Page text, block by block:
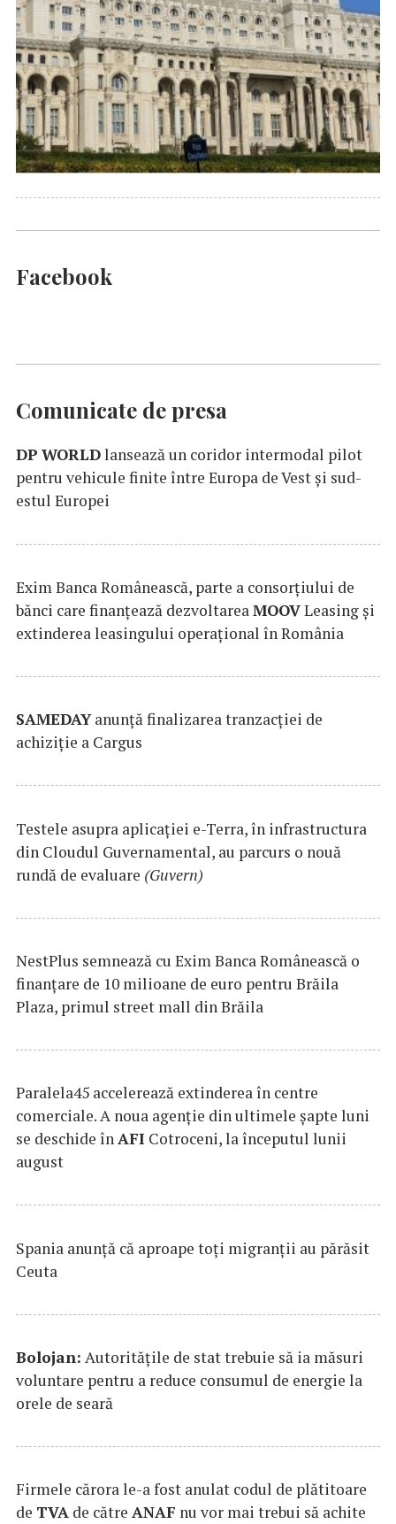
Facebook
Comunicate de presa
DP WORLDlansează un coridor intermodal pilot
pentru vehicule finite între Europa de Vest și sud-
estul Europei
Exim Banca Românească, parte a consorțiului de
bănci care finanțează dezvoltareaMOOVLeasing și
extinderea leasingului operațional în România
SAMEDAYanunță finalizarea tranzacției de
achiziție a Cargus
Testele asupra aplicaţiei e-Terra, în infrastructura
din Cloudul Guvernamental, au parcurs o nouă
rundă de evaluare (Guvern)
NestPlus semnează cu Exim Banca Românească o
finanțare de 10 milioane de euro pentru Brăila
Plaza, primul street mall din Brăila
Paralela45 accelerează extinderea în centre
comerciale. A noua agenție din ultimele șapte luni
se deschide înAFI Cotroceni, la începutul lunii
august
Spania anunţă că aproape toţi migranţii au părăsit
Ceuta
Bolojan: Autorităţile de stat trebuie să ia măsuri
voluntare pentru a reduce consumul de energie la
orele de seară
Firmele cărora le-a fost anulat codul de plătitoare
de TVA de către ANAF nu vor mai trebui să achite